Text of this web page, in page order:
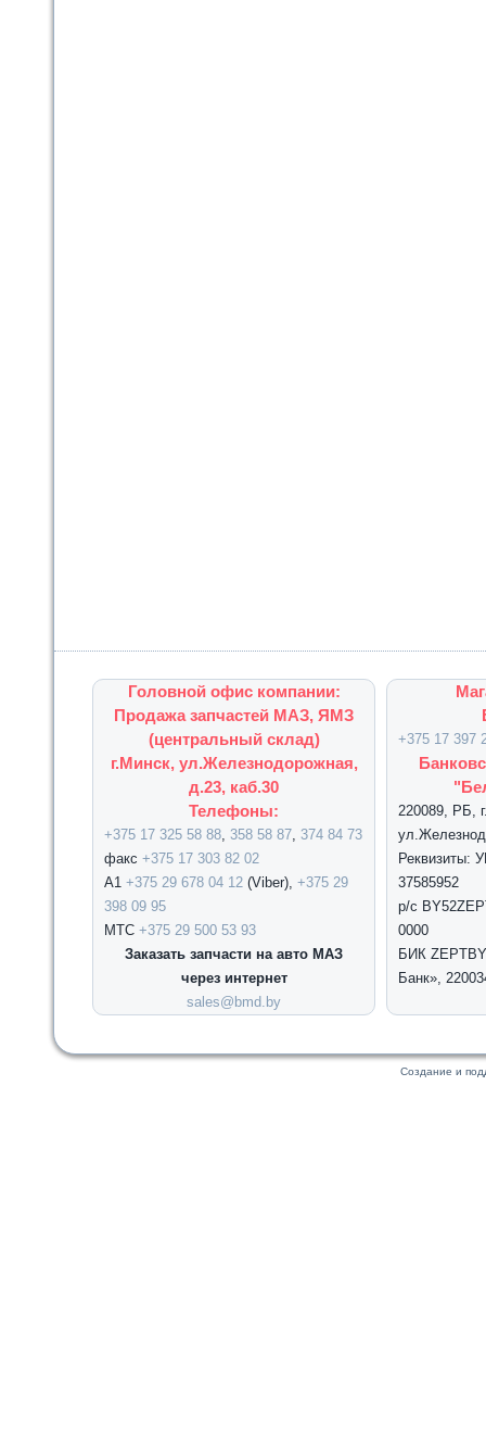
Головной офис компании:
Продажа запчастей МАЗ, ЯМЗ
(центральный склад)
г.Минск, ул.Железнодорожная,
д.23, каб.30
Телефоны:
+375 17 325 58 88, 358 58 87, 374 84 73
факс +375 17 303 82 02
А1 +375 29 678 04 12 (Viber), +375 29
398 09 95
МТС +375 29 500 53 93
Заказать запчасти на авто МАЗ
через интернет
sales@bmd.by
+375 17 397
220089, РБ,
Реквизиты:
37585952
р/с
0000
БИК
Банк»,
Создание и